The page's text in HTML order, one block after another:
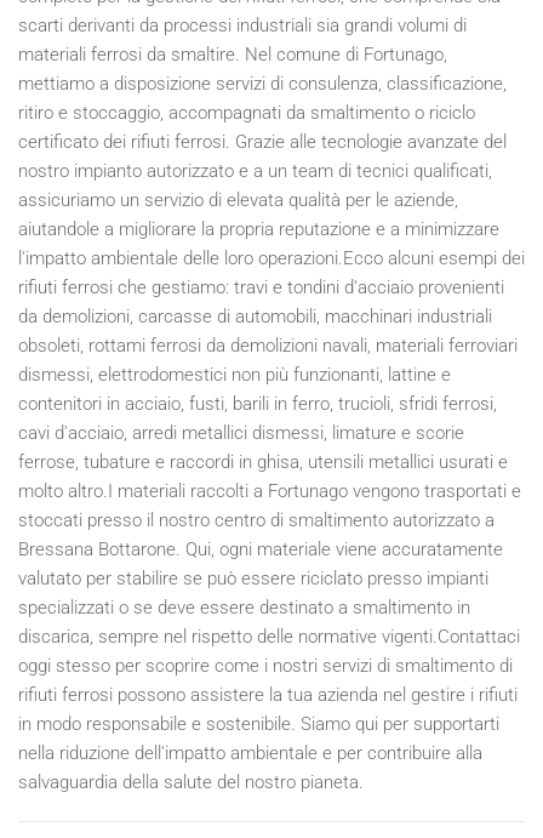
scarti derivanti da processi industriali sia grandi volumi di
materiali ferrosi da smaltire. Nel comune di Fortunago,
mettiamo a disposizione servizi di consulenza, classificazione,
ritiro e stoccaggio, accompagnati da smaltimento o riciclo
certificato dei rifiuti ferrosi. Grazie alle tecnologie avanzate del
nostro impianto autorizzato e a un team di tecnici qualificati,
assicuriamo un servizio di elevata qualità per le aziende,
aiutandole a migliorare la propria reputazione e a minimizzare
l'impatto ambientale delle loro operazioni.Ecco alcuni esempi dei
rifiuti ferrosi che gestiamo: travi e tondini d'acciaio provenienti
da demolizioni, carcasse di automobili, macchinari industriali
obsoleti, rottami ferrosi da demolizioni navali, materiali ferroviari
dismessi, elettrodomestici non più funzionanti, lattine e
contenitori in acciaio, fusti, barili in ferro, trucioli, sfridi ferrosi,
cavi d'acciaio, arredi metallici dismessi, limature e scorie
ferrose, tubature e raccordi in ghisa, utensili metallici usurati e
molto altro.I materiali raccolti a Fortunago vengono trasportati e
stoccati presso il nostro centro di smaltimento autorizzato a
Bressana Bottarone. Qui, ogni materiale viene accuratamente
valutato per stabilire se può essere riciclato presso impianti
specializzati o se deve essere destinato a smaltimento in
discarica, sempre nel rispetto delle normative vigenti.Contattaci
oggi stesso per scoprire come i nostri servizi di smaltimento di
rifiuti ferrosi possono assistere la tua azienda nel gestire i rifiuti
in modo responsabile e sostenibile. Siamo qui per supportarti
nella riduzione dell'impatto ambientale e per contribuire alla
salvaguardia della salute del nostro pianeta.